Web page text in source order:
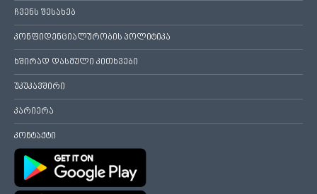
ჩვენს შესახებ
კონფიდენციალურობის პოლიტიკა
ხშირად დასმული კითხვები
უკუკავშირი
კარიერა
კონტაქტი